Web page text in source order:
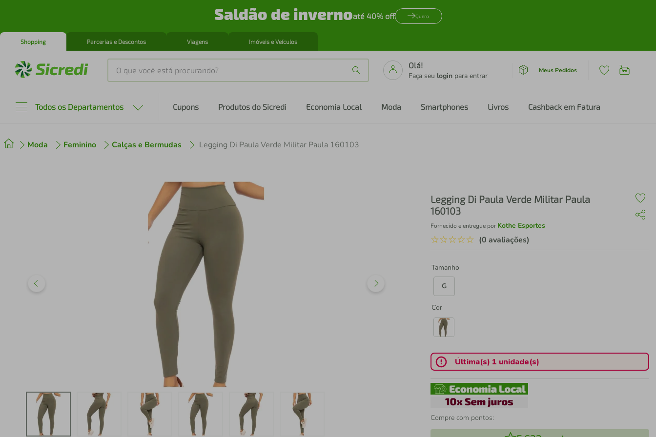
Saldão de invernoaté 40% off Quero
Shopping Parcerias e Descontos Viagens Imóveis e Veículos
O que você está procurando?
Olá!
Faça seu login para entrar
Meus Pedidos
Todos os Departamentos Cupons Produtos do Sicredi Economia Local Moda Smartphones Livros Cashback em Fatura
Moda Feminino Calças e Bermudas Legging Di Paula Verde Militar Paula 160103
Legging Di Paula Verde Militar Paula
160103
Fornecido e entregue por Kothe Esportes
☆☆☆☆☆ (0 avaliações)
Tamanho
G
Cor
Última(s) 1 unidade(s)
Compre com pontos:
2 cafeteira